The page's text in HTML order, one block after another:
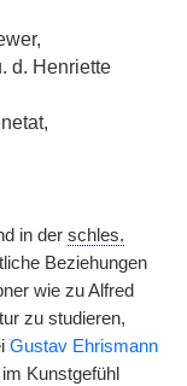
d. Henriette
in der schles.
Beziehungen
wie zu Alfred
zu studieren,
Gustav Ehrismann
Kunstgefühl